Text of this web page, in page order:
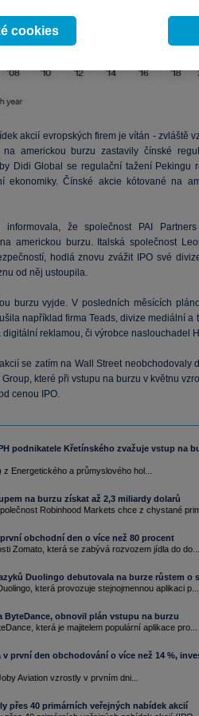
akcií evropských firem je vítán - zvláště
americkou burzu zastavily čínské
Didi Global se regulační tažení Pekingu
ekonomiky. Čínské akcie kótované na
že společnost PAI
americkou burzu. Italská společnost
hodlá znovu zvážit IPO své
od něj ustoupila.
burzu vyjde. V posledních měsících
například firma Teads, divize mediální a
reklamou, či výrobce naslouchadel
se zatím na Wall Street neobchodovaly
které při vstupu na burzu v květnu
cenou IPO.
podnikatele Křetínského zvažuje vstup na
Energetického a průmyslového hol...
na burzu získat až 2,3 miliardy dolarů
Robinhood Markets chce z chystané
obchodní den o více než 80 procent
Zomato, která se zabývá rozvozem jídla do do...
Duolingo debutovala na burze růstem o
která provozuje stejnojmennou aplikaci p...
ByteDance, obnovil plán vstupu na burzu
která je majitelem populární aplikace pro...
první den obchodování o více než 14 %,
Aviation vzrostly v prvním dni...
přes 40 primárních veřejných nabídek akcií
cookies